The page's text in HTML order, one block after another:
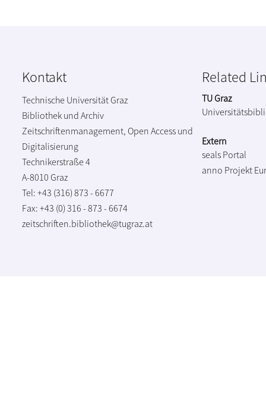
Kontakt
Technische Universität Graz
Bibliothek und Archiv
Zeitschriftenmanagement, Open Access und
Digitalisierung
Technikerstraße 4
A-8010 Graz
Tel: +43 (316) 873 - 6677
Fax: +43 (0) 316 - 873 - 6674
zeitschriften.bibliothek@tugraz.at
Related
TU Graz
Extern
seals Portal
anno Projekt